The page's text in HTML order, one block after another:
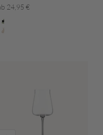
24,95 €
Farbe
Mint
Sandstone